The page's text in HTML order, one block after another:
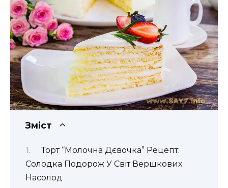
Зміст
Торт “Молочна Дєвочка” Рецепт:
Солодка Подорож У Світ Вершкових
Насолод